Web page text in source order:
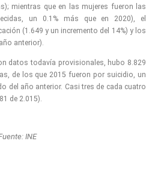
mientras que en las mujeres fueron las
un 0.1% más que en 2020), el
(1.649 y un incremento del 14%) y los
anterior).
datos todavía provisionales, hubo 8.829
de los que 2015 fueron por suicidio, un
del año anterior. Casi tres de cada cuatro
de 2.015).
INE